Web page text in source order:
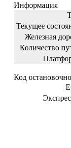
Информация
Текущее
Железная
Количество
Код